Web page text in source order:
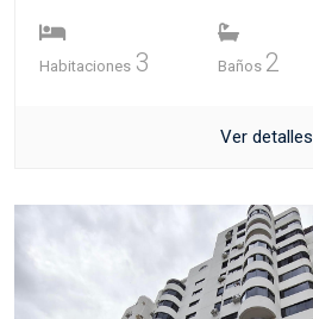
Habitaciones 3 Baños 2
Ver detalles